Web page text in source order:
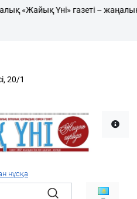
Үні» газеті –
20/1
нұсқа